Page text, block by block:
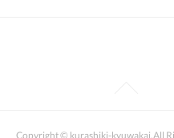
Copyright © kurashiki-kyuwakai.All